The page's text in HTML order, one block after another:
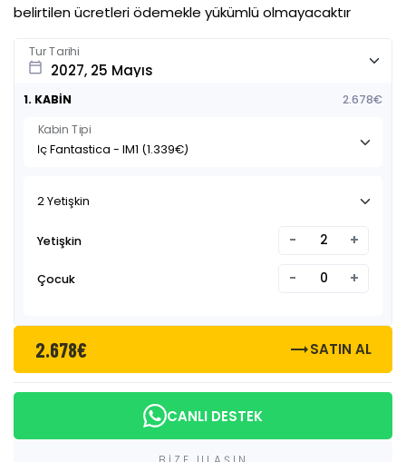
belirtilen ücretleri ödemekle yükümlü olmayacaktır
Tur Tarihi
calendar_today
1. KABİN
2.678€
Kabin Tipi
2 Yetişkin
Yetişkin - +
Çocuk - +
2.678€ trending_flatSATIN AL
CANLI DESTEK